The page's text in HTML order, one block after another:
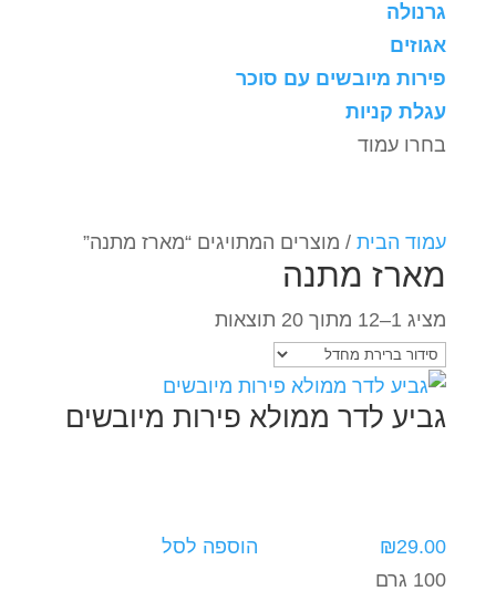
גרנולה
אגוזים
פירות מיובשים עם סוכר
עגלת קניות
בחרו עמוד
עמוד הבית/ מוצרים המתויגים “מארז מתנה”
מארז מתנה
מציג 1–12 מתוך 20 תוצאות
גביע לדר ממולא פירות מיובשים
₪29.00
הוספה לסל
100 גרם